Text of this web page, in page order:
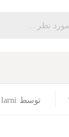
توسط larni